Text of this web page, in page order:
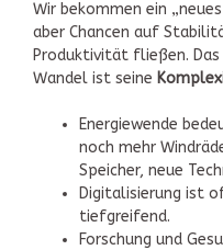
Wir bekommen ein
aber Chancen auf
Produktivität fließen.
Wandel ist seine
Energiewende
noch mehr
Speicher, neue
Digitalisierung ist
tiefgreifend.
Forschung und